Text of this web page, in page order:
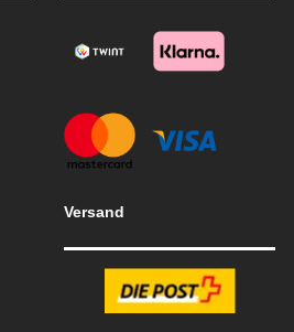
Versand